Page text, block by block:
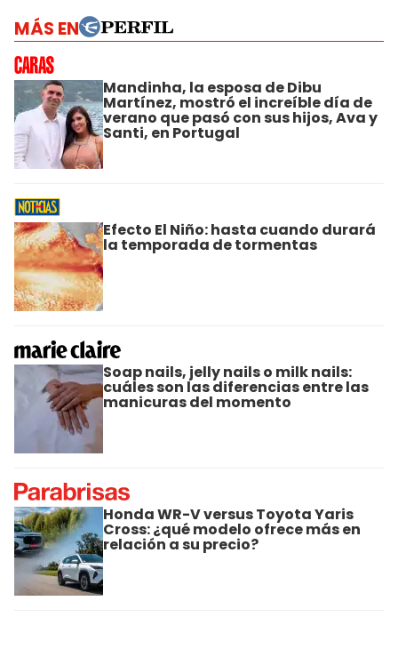
MÁS EN
Mandinha, la esposa de Dibu
Martínez, mostró el increíble día de
verano que pasó con sus hijos, Ava y
Santi, en Portugal
Efecto El Niño: hasta cuando durará
la temporada de tormentas
Soap nails, jelly nails o milk nails:
cuáles son las diferencias entre las
manicuras del momento
Honda WR-V versus Toyota Yaris
Cross: ¿qué modelo ofrece más en
relación a su precio?